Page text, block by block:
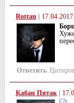
Rottan 17.04.2017
Ответить
Кабан Пятак |